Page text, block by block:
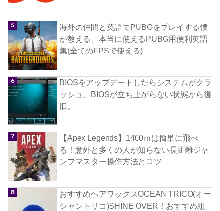
海外の仲間と英語でPUBGをプレイする僕
が教える、本当に使えるPUBG用便利英語
集(全てのFPSで使える)
BIOSをアップデートしたらシステムがクラ
ッシュ、BIOSが立ち上がらない状態から復
旧。
【Apex Legends】1400ｍは簡単に飛べ
る！意外と多くの人が知らない長距離ジャ
ンプマスター操作方法とコツ
おすすめヘアワックスOCEAN TRICO(オー
シャントリコ)SHINE OVER！おすすめ組